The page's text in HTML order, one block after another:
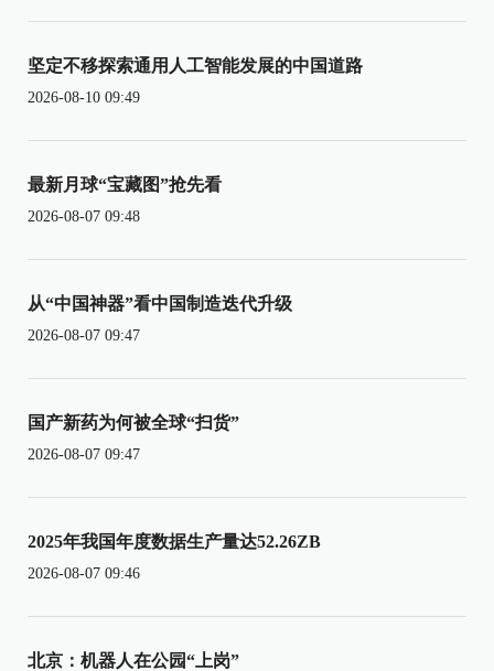
坚定不移探索通用人工智能发展的中国道路
2026-08-10 09:49
最新月球“宝藏图”抢先看
2026-08-07 09:48
从“中国神器”看中国制造迭代升级
2026-08-07 09:47
国产新药为何被全球“扫货”
2026-08-07 09:47
2025年我国年度数据生产量达52.26ZB
2026-08-07 09:46
北京：机器人在公园“上岗”